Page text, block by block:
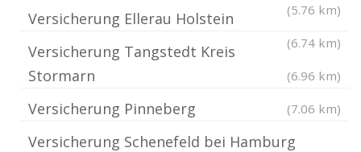
(5.76 km)
Versicherung Ellerau Holstein
(6.74 km)
Versicherung Tangstedt Kreis
Stormarn
(6.96 km)
Versicherung Pinneberg (7.06 km)
Versicherung Schenefeld bei Hamburg